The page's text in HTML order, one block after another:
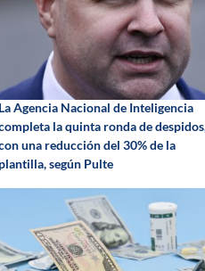
La Agencia Nacional de Inteligencia
la quinta ronda de
una reducción del 30% de la
plantilla, según Pulte